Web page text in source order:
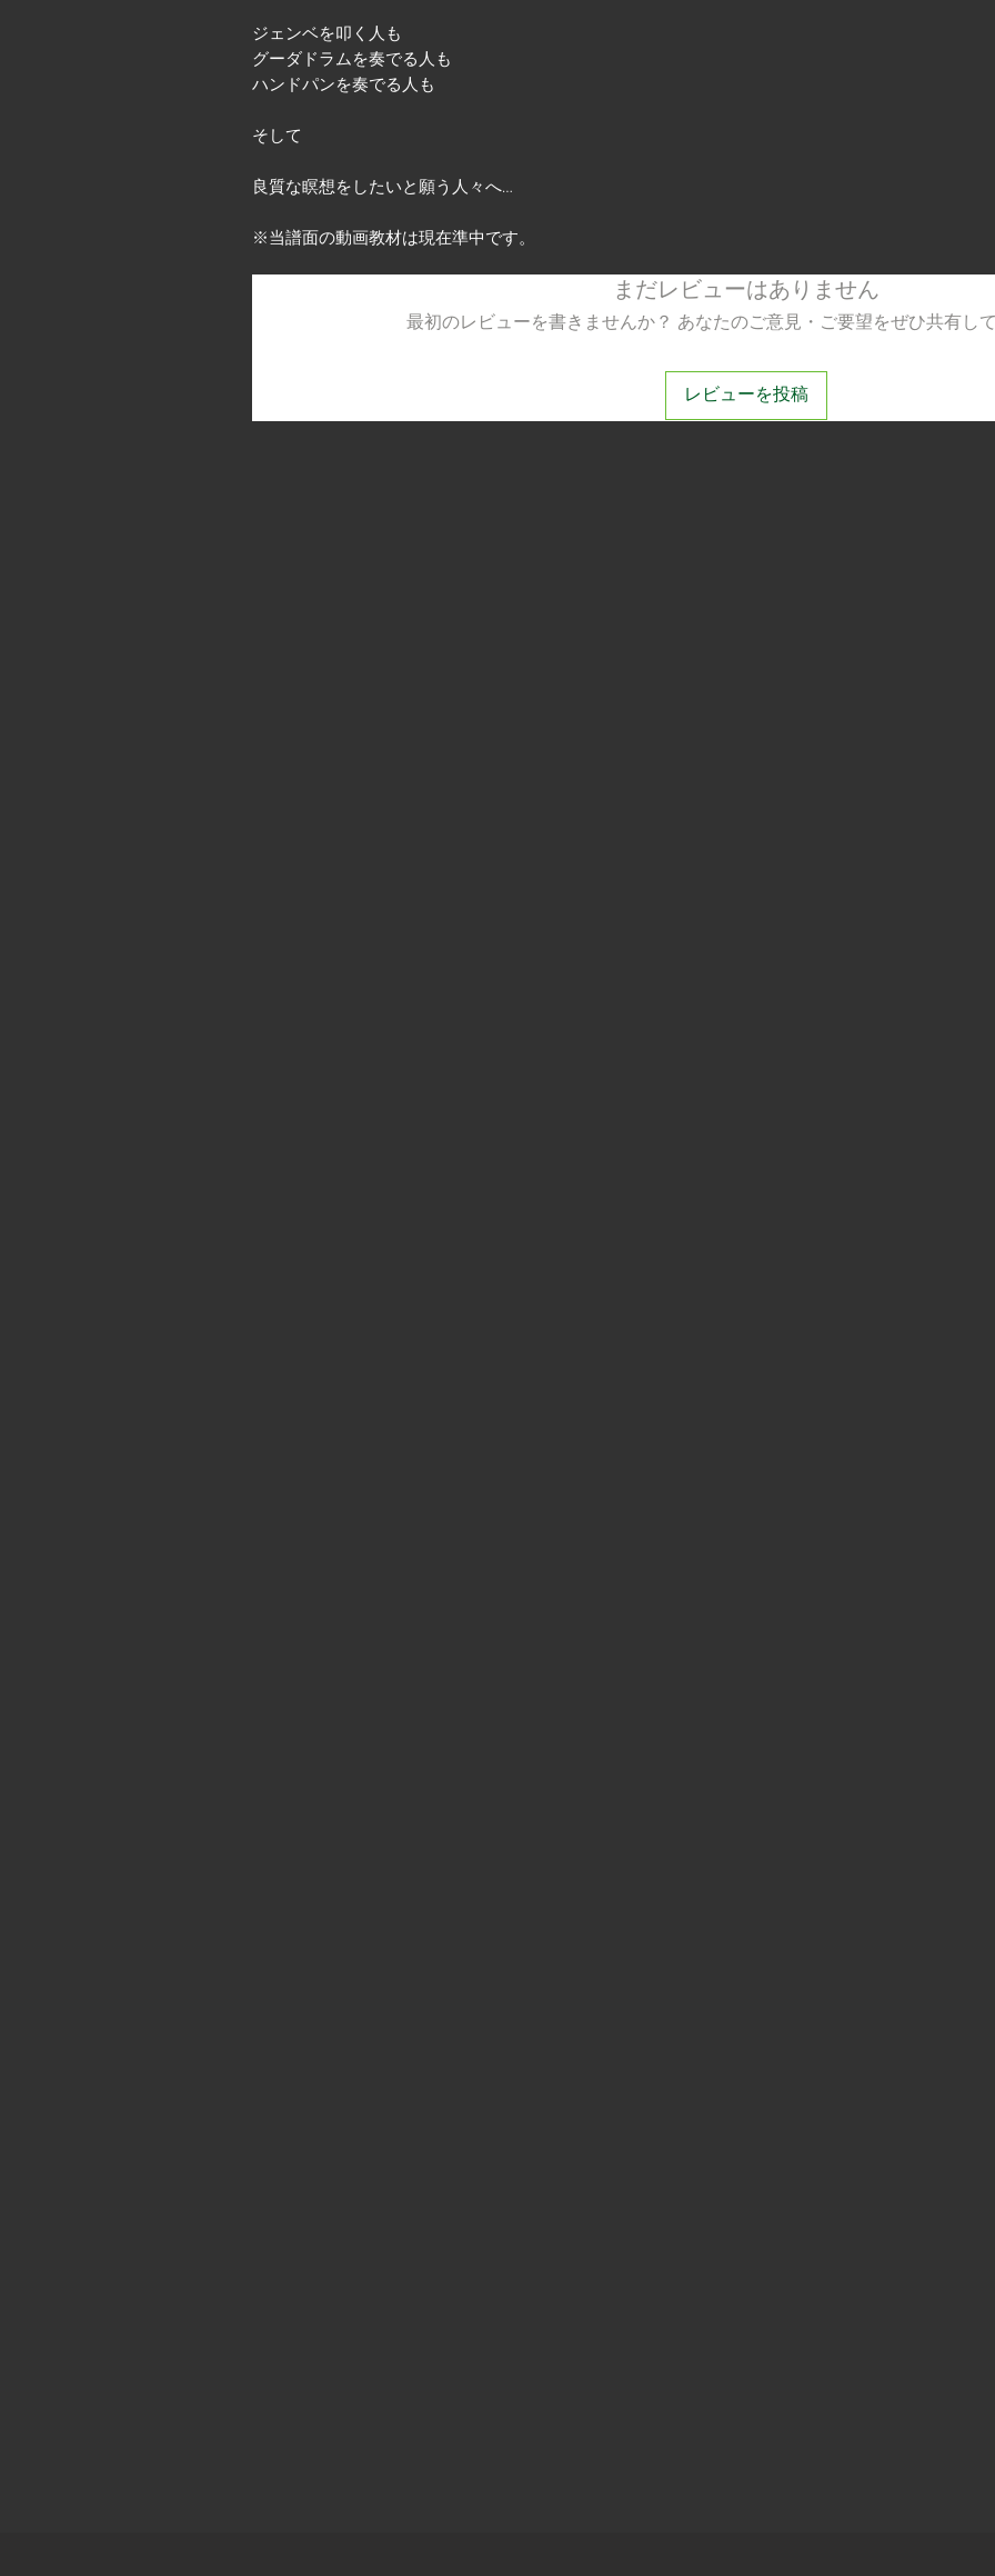
ジェンベを叩く人も
グーダドラムを奏でる人も
ハンドパンを奏でる人も
そして
良質な瞑想をしたいと願う人々へ…
※当譜面の動画教材は現在準中です。
まだレビューはありません
最初のレビューを書きませんか？ あなたのご意見・ご要望をぜひ共有して
レビューを投稿